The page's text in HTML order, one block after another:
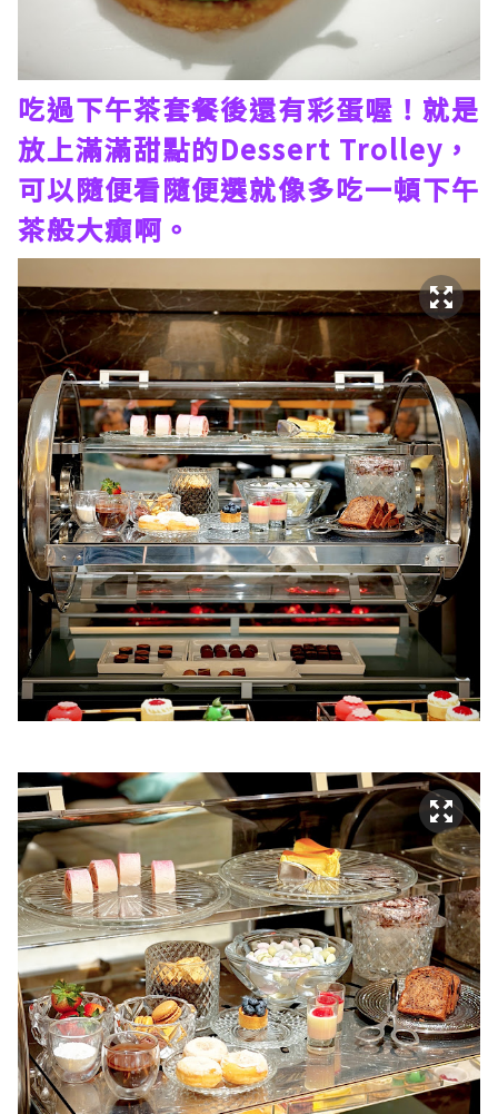
吃過下午茶套餐後還有彩蛋喔！就是
放上滿滿甜點的Dessert Trolley，
可以隨便看隨便選就像多吃一頓下午
茶般大癲啊。